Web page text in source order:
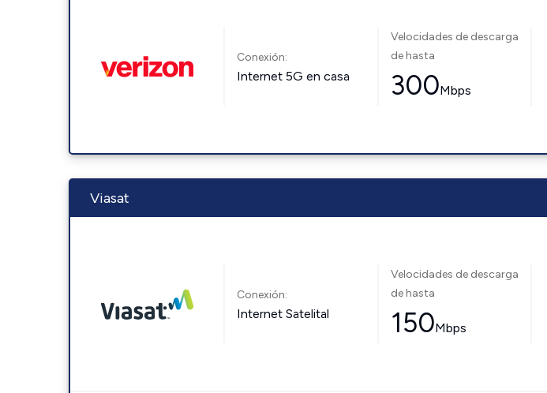
Conexión:
Internet 5G en casa
Velocidades de descarga
de hasta
300Mbps
Viasat
Conexión:
Internet Satelital
Velocidades de descarga
de hasta
150Mbps